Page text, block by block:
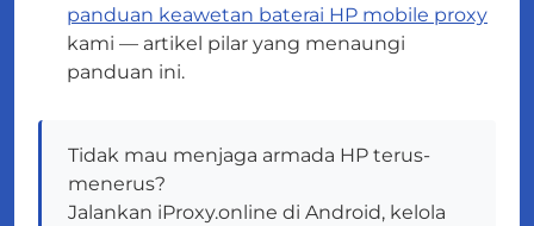
panduan keawetan baterai HP mobile proxy
kami — artikel pilar yang menaungi
panduan ini.
Tidak mau menjaga armada HP terus-
menerus?
Jalankan iProxy.online di Android, kelola